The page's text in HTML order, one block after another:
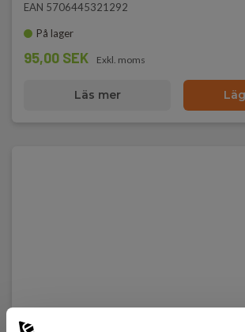
EAN 5706445321292
På lager
95,00 SEK Exkl. moms
Läs mer